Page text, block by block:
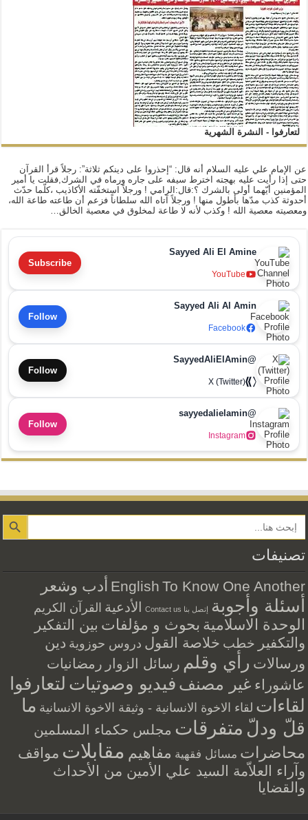
لتعارفوا - النشرة الشهرية
عن الإمام علي عليه السلام أنه قال: “إحذروا على دينكم ثلاثة”: رجلاً قرأ القرآن
حتى إذا رأيت عليه بهجته اخترط سيفه على جاره ورماه في الشرك,فقلت يا أمير
المؤمنين أيّهما أولى بالشرك ؟:قال:الرامي ! ورجلاً استخفّته الأكاذيب ،كلّما حدّث
أحدوثة كذب مدّها بأطول منها ! ورجلاً آتاه الله سلطاناً فزعم أن طاعته طاعة الله،
ومعصيته معصية الله ! وكذب لأنه لا طاعة لمخلوق في معصية الخالق…
Sayyed Ali El Amine
YouTube
Subscribe
Sayyed Ali Al Amin
Facebook
Follow
@SayyedAliElAmin
X (Twitter)
Follow
@sayyedalielamin
Instagram
Follow
Search Button
تصنيفات
English To Know One Another أدب وشعر
أسئلة وأجوبة إتصل بنا Contact us الأدعية القرآن الكريم
الوحدة الاسلامية بحوث و مؤلفات بين التفكير
والتكفير خطب خلاصة القول دروس حوزوية دين
ورسالات رأي وقلم رسائل الزوار رمضانيات
عاشوراء غير مصنف فيديو وصوتيات لتعارفوا
لقاءات لقاء الاخوة الانسانية - وثيقة الاخوة الانسانية ما
قلّ ودلّ متفرقات مجلس حكماء المسلمين
محاضرات مسائل فقهية مفاهيم مقابلات مواقف
وآراء العلاّمة السيد علي الأمين من الأحداث
والقضايا